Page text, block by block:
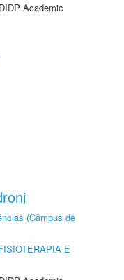
Academic
(Câmpus de
E